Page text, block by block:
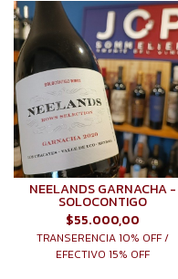
NEELANDS GARNACHA -
SOLOCONTIGO
$55.000,00
TRANSERENCIA 10% OFF /
EFECTIVO 15% OFF